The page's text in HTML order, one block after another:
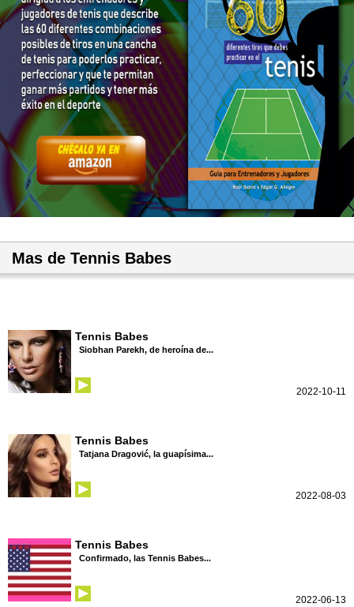
Mas de Tennis Babes
Tennis Babes
Siobhan Parekh, de heroína de...
2022-10-11
Tennis Babes
Tatjana Dragović, la guapísima...
2022-08-03
Tennis Babes
Confirmado, las Tennis Babes...
2022-06-13